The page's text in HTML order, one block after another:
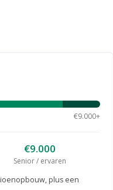
€9.000+
€9.000
Senior / ervaren
plus een